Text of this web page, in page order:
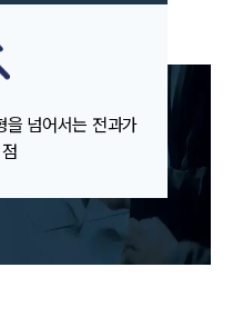
응부 업무
문변호사추천
을 넘어서는 전과가